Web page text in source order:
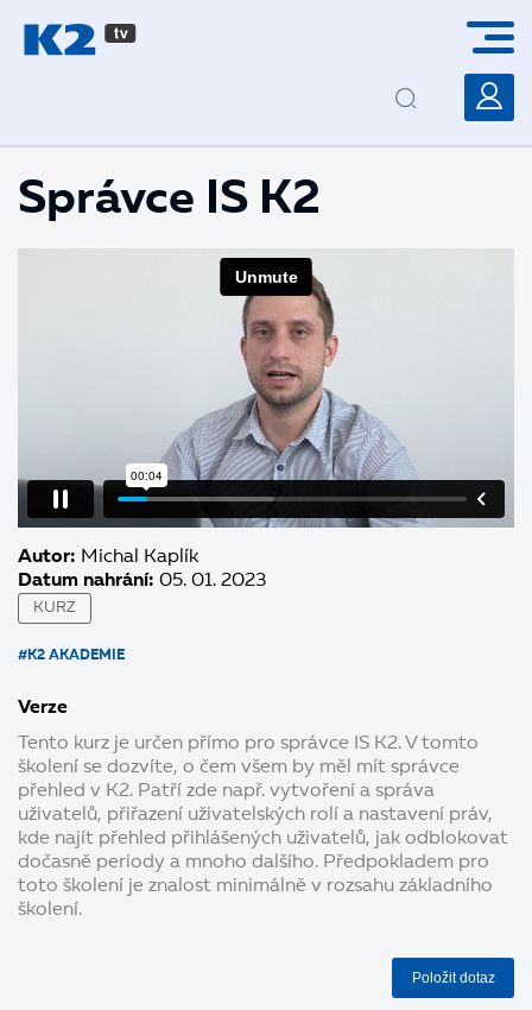
Správce IS K2
Autor: Michal Kaplík
Datum nahrání: 05. 01. 2023
KURZ
#K2 AKADEMIE
Verze
Tento kurz je určen přímo pro správce IS K2. V tomto
školení se dozvíte, o čem všem by měl mít správce
přehled v K2. Patří zde např. vytvoření a správa
uživatelů, přiřazení uživatelských rolí a nastavení práv,
kde najít přehled přihlášených uživatelů, jak odblokovat
dočasně periody a mnoho dalšího. Předpokladem pro
toto školení je znalost minimálně v rozsahu základního
školení.
Položit dotaz